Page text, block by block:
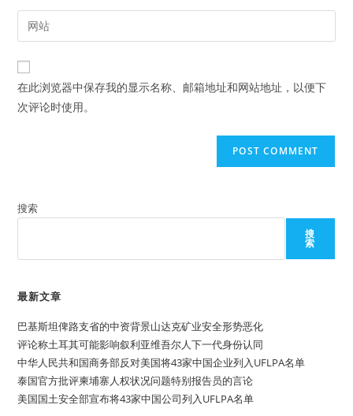
comment
email
address
comment
Enter
your
website
URL
(optional)
在此浏览器中保存我的显示名称、邮箱地址和网站地址，以便下
次评论时使用。
搜索
搜
索
最新文章
巴基斯坦俾路支省的中资背景山达克矿业安全形势恶化
评论称土耳其可能影响叙利亚维吾尔人下一代身份认同
中华人民共和国商务部反对美国将43家中国企业列入UFLPA名单
泰国官方批评柬埔寨人权状况问题特别报告员的言论
美国国土安全部宣布将43家中国公司列入UFLPA名单